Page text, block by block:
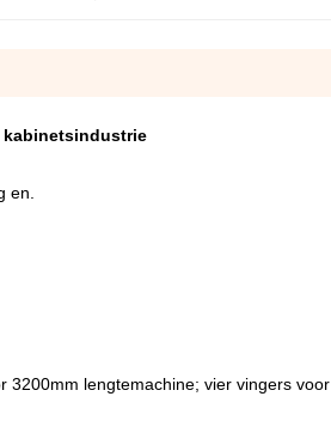
kabinetsindustrie
en.
lengtemachine; vier vingers